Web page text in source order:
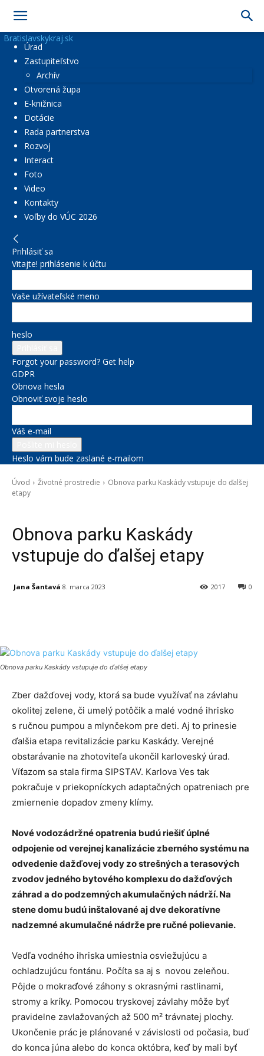
Bratislavskykraj.sk
Úrad
Zastupiteľstvo
Archív
Otvorená župa
E-knižnica
Dotácie
Rada partnerstva
Rozvoj
Interact
Foto
Video
Kontakty
Voľby do VÚC 2026
Prihlásiť sa
Vitajte! prihlásenie k účtu
Vaše užívateľské meno
heslo
Forgot your password? Get help
GDPR
Obnova hesla
Obnoviť svoje heslo
Váš e-mail
Heslo vám bude zaslané e-mailom
Úvod Životné prostredie
Obnova parku Kaskády vstupuje do ďalšej
etapy
Obnova parku Kaskády
vstupuje do ďalšej etapy
Jana Šantavá 8. marca 2023 0
2017
Obnova parku Kaskády vstupuje do ďalšej etapy
Zber dažďovej vody, ktorá sa bude využívať na závlahu
okolitej zelene, či umelý potôčik a malé vodné ihrisko
s ručnou pumpou a mlynčekom pre deti. Aj to prinesie
ďalšia etapa revitalizácie parku Kaskády. Verejné
obstarávanie na zhotoviteľa ukončil karloveský úrad.
Víťazom sa stala firma SIPSTAV. Karlova Ves tak
pokračuje v priekopníckych adaptačných opatreniach pre
zmiernenie dopadov zmeny klímy.
Nové vodozádržné opatrenia budú riešiť úplné
odpojenie od verejnej kanalizácie zberného systému na
odvedenie dažďovej vody zo strešných a terasových
zvodov jedného bytového komplexu do dažďových
záhrad a do podzemných akumulačných nádrží. Na
stene domu budú inštalované aj dve dekoratívne
nadzemné akumulačné nádrže pre ručné polievanie.
Vedľa vodného ihriska umiestnia osviežujúcu a
ochladzujúcu fontánu. Počíta sa aj s novou zeleňou.
Pôjde o mokraďové záhony s okrasnými rastlinami,
stromy a kríky. Pomocou tryskovej závlahy môže byť
pravidelne zavlažovaných až 500 m² trávnatej plochy.
Ukončenie prác je plánované v závislosti od počasia, buď
do konca júna alebo do konca októbra, keď by mali byť